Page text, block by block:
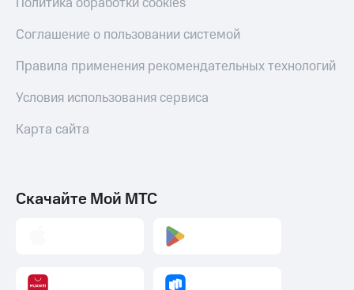
Соглашение о пользовании системой
Правила применения рекомендательных технологий
Условия использования сервиса
Карта сайта
Скачайте Мой МТС